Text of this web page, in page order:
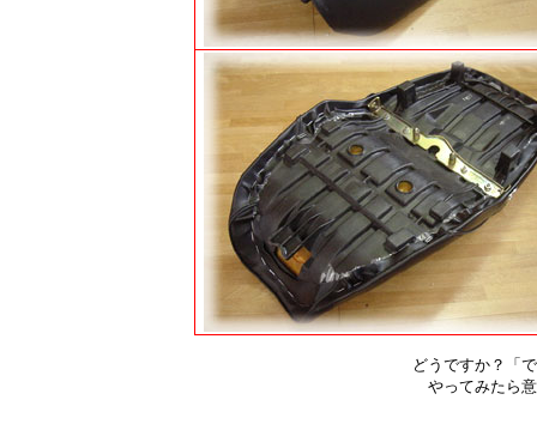
どうですか？「できそうかも・
やってみたら意外と簡単で楽